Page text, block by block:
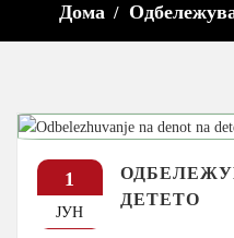
Дома
1
ЈУН
ДЕТЕТО